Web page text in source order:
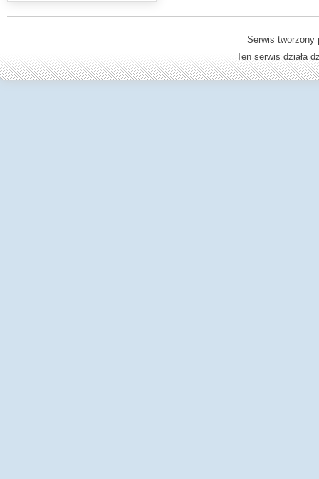
Serwis
Ten serwis działa